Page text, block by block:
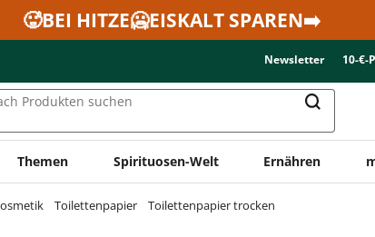
🥵BEI HITZE🥶EISKALT SPAREN➡️
Newsletter 10-€-
Produkten suchen
Themen Spirituosen-Welt Ernähren
Toilettenpapier Toilettenpapier trocken